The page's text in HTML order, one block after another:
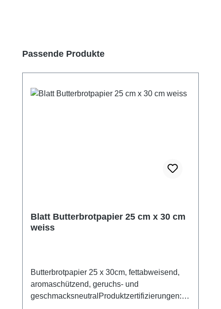
Produktgalerie überspringen
Passende Produkte
Blatt Butterbrotpapier 25 cm x 30 cm
weiss
Butterbrotpapier 25 x 30cm, fettabweisend,
aromaschützend, geruchs- und
geschmacksneutralProduktzertifizierungen:-